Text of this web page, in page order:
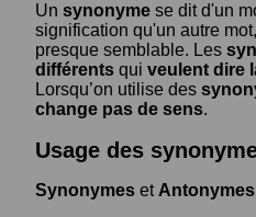
Un synonyme se dit d'un
signification qu'un autre
presque semblable. Les
différents qui veulent dire
Lorsqu’on utilise des
change pas de sens.
Usage des
Synonymes et Antonymes